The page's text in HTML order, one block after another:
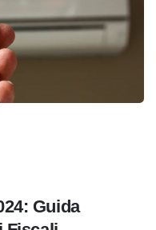
Guida